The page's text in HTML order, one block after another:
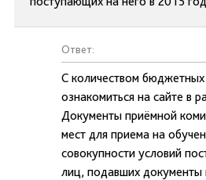
Ответ:
С количеством
ознакомиться на сайте в
Документы приёмной
мест для приема на
совокупности условий
лиц, подавших документы